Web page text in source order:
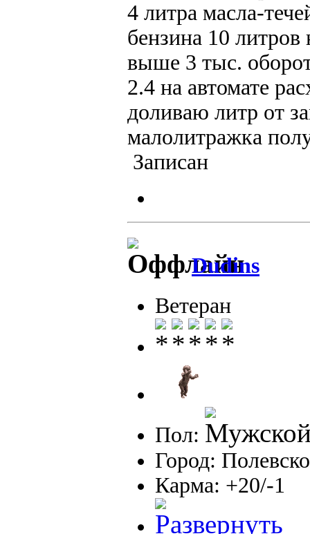
4 литра масла-
бензина 10
выше 3 тыс.
2.4 на автомате
доливаю литр от
малолитражка
Записан
Dudins
Ветеран
Пол:
Город:
Карма: +20/-1